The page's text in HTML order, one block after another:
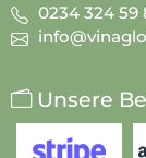
0234 324 59
Unsere